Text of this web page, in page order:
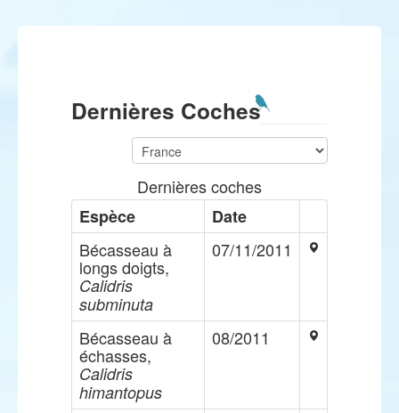
Dernières Coches
Dernières coches
Espèce
Date
Bécasseau à
longs doigts,
Calidris
subminuta
07/11/2011
Bécasseau à
échasses,
Calidris
himantopus
08/2011